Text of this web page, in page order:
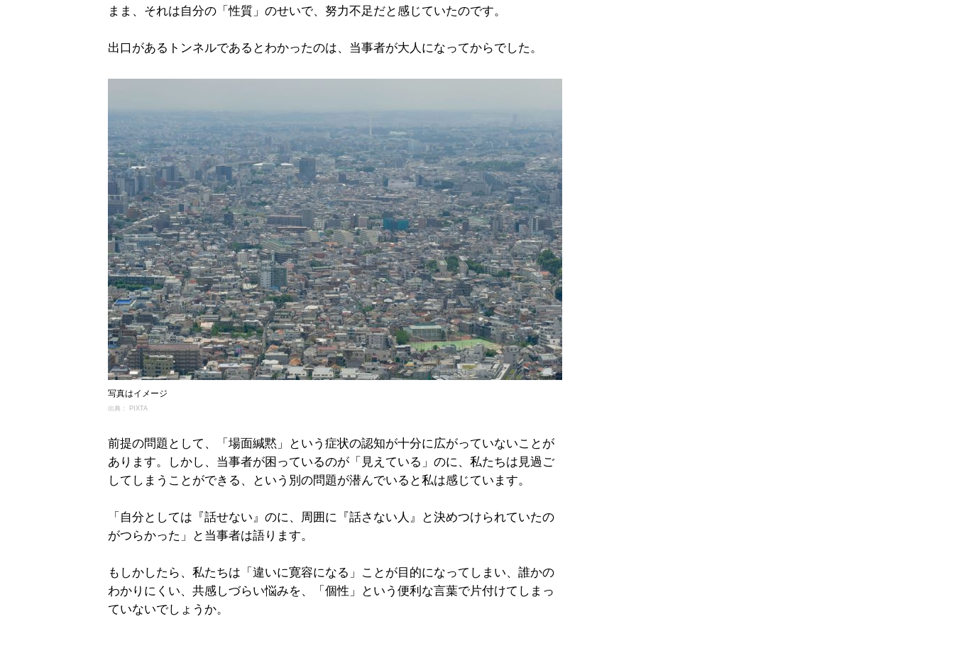
まま、それは自分の「性質」のせいで、努力不足だと感じていたのです。
出口があるトンネルであるとわかったのは、当事者が大人になってからでした。
写真はイメージ
出典： PIXTA
前提の問題として、「場面緘黙」という症状の認知が十分に広がっていないことが
あります。しかし、当事者が困っているのが「見えている」のに、私たちは見過ご
してしまうことができる、という別の問題が潜んでいると私は感じています。
「自分としては『話せない』のに、周囲に『話さない人』と決めつけられていたの
がつらかった」と当事者は語ります。
もしかしたら、私たちは「違いに寛容になる」ことが目的になってしまい、誰かの
わかりにくい、共感しづらい悩みを、「個性」という便利な言葉で片付けてしまっ
ていないでしょうか。